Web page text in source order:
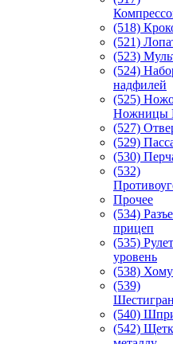
(518)
(521)
(523)
(524)
надфилей
(525)
Ножницы
(527)
(529)
(530)
(532)
Прочее
(534)
прицеп
(535)
уровень
(538)
(539)
(540)
(542)